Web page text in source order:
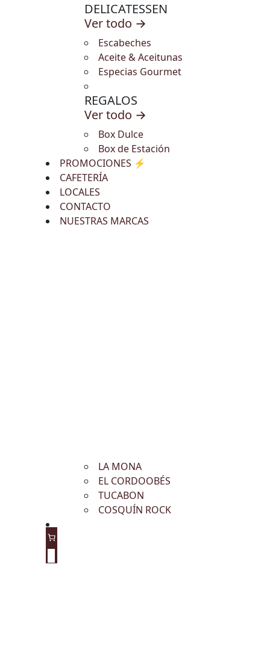
DELICATESSEN
Ver todo →
Escabeches
Aceite & Aceitunas
Especias Gourmet
REGALOS
Ver todo →
Box Dulce
Box de Estación
PROMOCIONES ⚡
CAFETERÍA
LOCALES
CONTACTO
NUESTRAS MARCAS
LA MONA
EL CORDOOBÉS
TUCABON
COSQUÍN ROCK